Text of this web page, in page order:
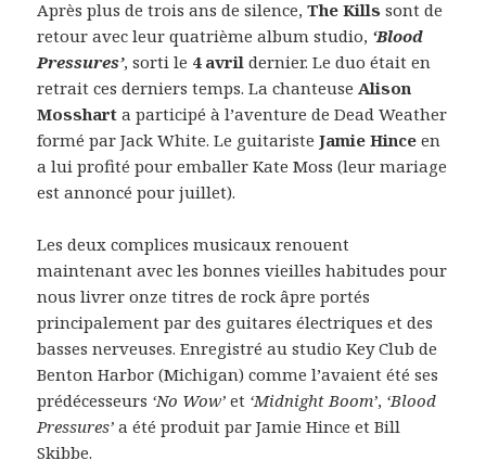
Après plus de trois ans de silence,The Kills sont de
retour avec leur quatrième album studio, ‘Blood
Pressures’, sorti le 4 avril dernier. Le duo était en
retrait ces derniers temps. La chanteuse Alison
Mosshart a participé à l’aventure de Dead Weather
formé par Jack White. Le guitaristeJamie Hince en
a lui profité pour emballer Kate Moss (leur mariage
est annoncé pour juillet).
Les deux complices musicaux renouent
maintenant avec les bonnes vieilles habitudes pour
nous livrer onze titres de rock âpre portés
principalement par des guitares électriques et des
basses nerveuses. Enregistré au studio Key Club de
Benton Harbor (Michigan) comme l’avaient été ses
prédécesseurs ‘No Wow’ et ‘Midnight Boom’, ‘Blood
Pressures’ a été produit par Jamie Hince et Bill
Skibbe.